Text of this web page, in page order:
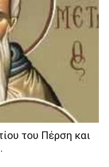
του Πέρση και